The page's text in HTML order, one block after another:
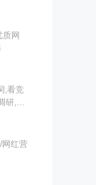
网
,看竞
研,有
网红营